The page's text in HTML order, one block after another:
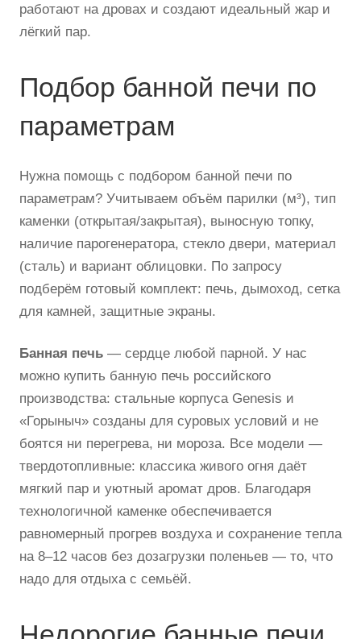
работают на дровах и создают идеальный жар и
лёгкий пар.
Подбор банной печи по
параметрам
Нужна помощь с подбором банной печи по
параметрам? Учитываем объём парилки (м³), тип
каменки (открытая/закрытая), выносную топку,
наличие парогенератора, стекло двери, материал
(сталь) и вариант облицовки. По запросу
подберём готовый комплект: печь, дымоход, сетка
для камней, защитные экраны.
Банная печь — сердце любой парной. У нас
можно купить банную печь российского
производства: стальные корпуса Genesis и
«Горыныч» созданы для суровых условий и не
боятся ни перегрева, ни мороза. Все модели —
твердотопливные: классика живого огня даёт
мягкий пар и уютный аромат дров. Благодаря
технологичной каменке обеспечивается
равномерный прогрев воздуха и сохранение тепла
на 8–12 часов без дозагрузки поленьев — то, что
надо для отдыха с семьёй.